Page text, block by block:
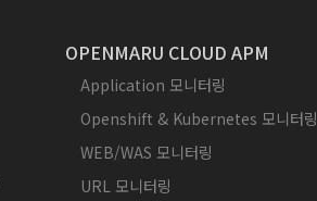
OPENMARU CLOUD APM
Application 모니터링
Openshift & Kubernetes 모니터링
WEB/WAS 모니터링
URL 모니터링